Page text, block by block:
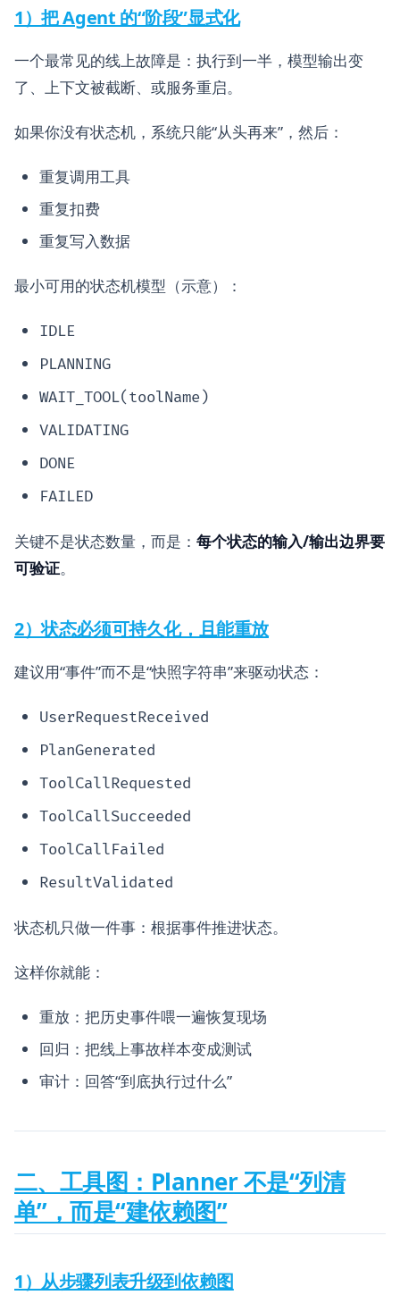
1）把 Agent 的“阶段”显式化
一个最常见的线上故障是：执行到一半，模型输出变
了、上下文被截断、或服务重启。
如果你没有状态机，系统只能“从头再来”，然后：
重复调用工具
重复扣费
重复写入数据
最小可用的状态机模型（示意）：
IDLE
PLANNING
WAIT_TOOL(toolName)
VALIDATING
DONE
FAILED
关键不是状态数量，而是： 每个状态的输入/输出边界要
可验证。
2）状态必须可持久化，且能重放
建议用“事件”而不是“快照字符串”来驱动状态：
UserRequestReceived
PlanGenerated
ToolCallRequested
ToolCallSucceeded
ToolCallFailed
ResultValidated
状态机只做一件事：根据事件推进状态。
这样你就能：
重放：把历史事件喂一遍恢复现场
回归：把线上事故样本变成测试
审计：回答“到底执行过什么”
二、工具图：Planner 不是“列清
单”，而是“建依赖图”
1）从步骤列表升级到依赖图